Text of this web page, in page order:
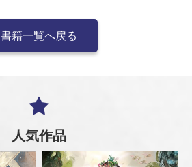
書籍一覧へ戻る
人気作品